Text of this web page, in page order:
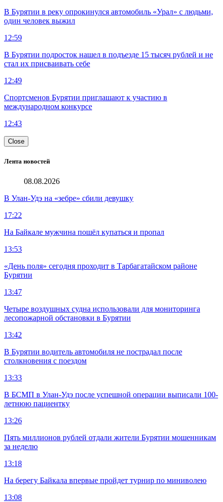
В Бурятии в реку опрокинулся автомобиль «Урал» с людьми,
один человек выжил
12:59
В Бурятии подросток нашел в подъезде 15 тысяч рублей и не
стал их присваивать себе
12:49
Спортсменов Бурятии приглашают к участию в
международном конкурсе
12:43
Close
Лента новостей
08.08.2026
В Улан-Удэ на «зебре» сбили девушку
17:22
На Байкале мужчина пошёл купаться и пропал
13:53
«День поля» сегодня проходит в Тарбагатайском районе
Бурятии
13:47
Четыре воздушных судна использовали для мониторинга
лесопожарной обстановки в Бурятии
13:42
В Бурятии водитель автомобиля не пострадал после
столкновения с поездом
13:33
В БСМП в Улан-Удэ после успешной операции выписали 100-
летнюю пациентку
13:26
Пять миллионов рублей отдали жители Бурятии мошенникам
за неделю
13:18
На берегу Байкала впервые пройдет турнир по миниволею
13:08